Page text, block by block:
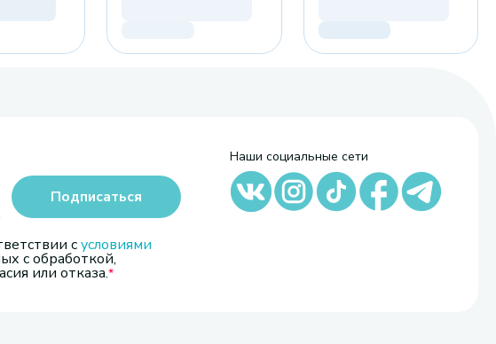
сусловиями
с обработкой,
или отказа.
Подписаться
Наши социальные сети